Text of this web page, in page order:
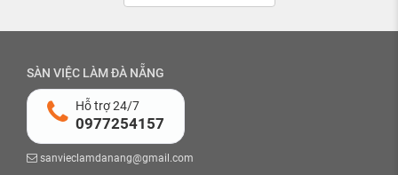
SÀN VIỆC LÀM ĐÀ NẴNG
Hỗ trợ 24/7
0977254157
sanvieclamdanang@gmail.com